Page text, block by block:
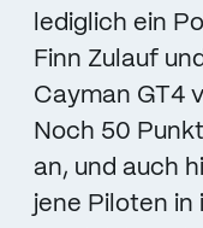
lediglich ein
Finn Zulauf
Cayman GT4
Noch 50
an, und auch
jene Piloten in